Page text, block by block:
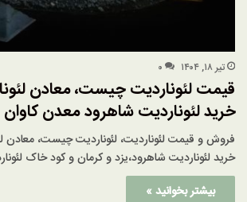
تیر ۱۸, ۱۴۰۴ ۰
قیمت لئوناردیت چیست، معادن
خرید لئوناردیت شاهرود معدن کاوان
فروش و قیمت لئوناردیت، لئوناردیت چیست، معادن
خرید لئوناردیت شاهرود،یزد و کرمان و کود خاک
بیشتر بخوانید »